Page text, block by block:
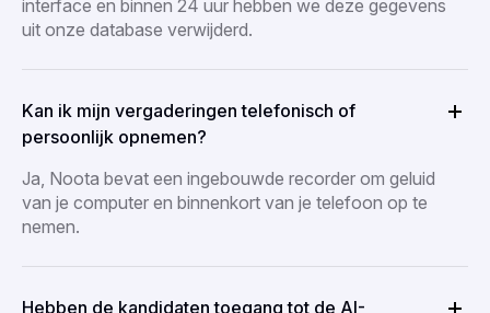
interface en binnen 24 uur hebben we deze gegevens
uit onze database verwijderd.
Kan ik mijn vergaderingen telefonisch of
persoonlijk opnemen?
Ja, Noota bevat een ingebouwde recorder om geluid
van je computer en binnenkort van je telefoon op te
nemen.
Hebben de kandidaten toegang tot de AI-